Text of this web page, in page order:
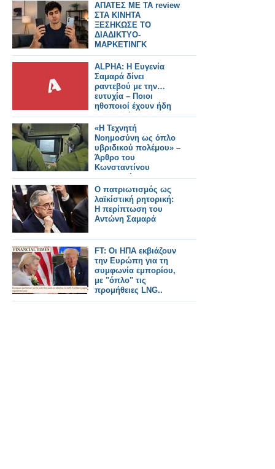
ΑΠΑΤΕΣ ΜΕ ΤΑ review
ΣΤΑ ΚΙΝΗΤΑ
ΞΕΣΗΚΩΣΕ ΤΟ
ΔΙΑΔΙΚΤΥΟ-
ΜΑΡΚΕΤΙΝΓΚ
ΓΕΜΑΤΑ ΨΕΜΑΤΑ
ALPHA: Η Ευγενία
Σαμαρά δίνει
ραντεβού με την…
ευτυχία – Ποιοι
ηθοποιοί έχουν ήδη
συμφωνήσει για τη
νέα σειρά
«Η Τεχνητή
Νοημοσύνη ως όπλο
υβριδικού πολέμου» –
Άρθρο του
Κωνσταντίνου
Μπαλωμένου
Ο πατριωτισμός ως
λαϊκίστική ρητορική:
Η περίπτωση του
Αντώνη Σαμαρά
FT: Οι ΗΠΑ εκβιάζουν
την Ευρώπη για τη
συμφωνία εμπορίου,
με "όπλο" τις
προμήθειες LNG..